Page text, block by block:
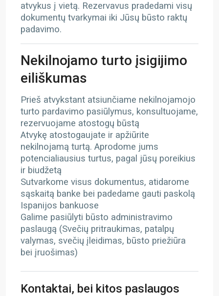
atvykus į vietą. Rezervavus pradedami visų
dokumentų tvarkymai iki Jūsų būsto raktų
padavimo.
Nekilnojamo turto įsigijimo
eiliškumas
Prieš atvykstant atsiunčiame nekilnojamojo
turto pardavimo pasiūlymus, konsultuojame,
rezervuojame atostogų būstą
Atvykę atostogaujate ir apžiūrite
nekilnojamą turtą. Aprodome jums
potencialiausius turtus, pagal jūsų poreikius
ir biudžetą
Sutvarkome visus dokumentus, atidarome
sąskaitą banke bei padedame gauti paskolą
Ispanijos bankuose
Galime pasiūlyti būsto administravimo
paslaugą (Svečių pritraukimas, patalpų
valymas, svečių įleidimas, būsto priežiūra
bei įruošimas)
Kontaktai, bei kitos paslaugos